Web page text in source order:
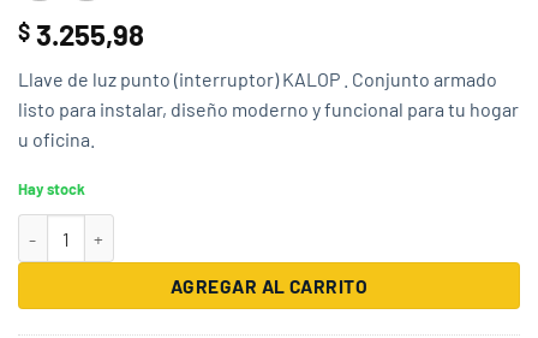
$ 3.255,98
Llave de luz punto (interruptor) KALOP . Conjunto armado
listo para instalar, diseño moderno y funcional para tu hogar
u oficina.
Hay stock
AGREGAR AL CARRITO